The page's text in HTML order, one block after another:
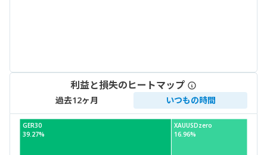
利益と損失のヒートマップ
過去12ヶ月 いつもの時間
GER30
XAUUSDzero
39.27%
16.96%